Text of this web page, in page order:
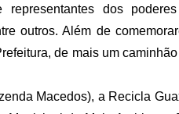
dos
outros. Além de
de mais um
Macedos), a Recicla